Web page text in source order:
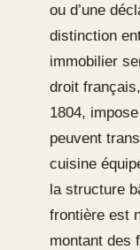
ou d’une
distinction
immobilier
droit
1804,
peuvent
cuisine
la structure
frontière est
montant des